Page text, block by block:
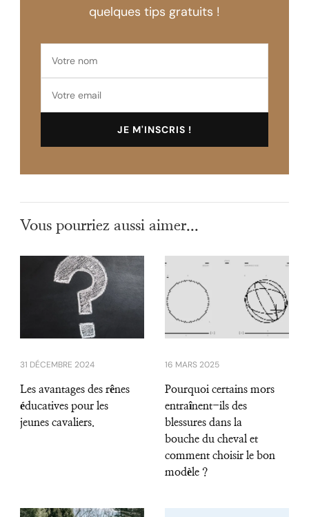
quelques tips gratuits !
Vous pourriez aussi aimer...
31 DÉCEMBRE 2024
Les avantages des rênes
éducatives pour les
jeunes cavaliers.
16 MARS 2025
Pourquoi certains mors
entraînent-ils des
blessures dans la
bouche du cheval et
comment choisir le bon
modèle ?